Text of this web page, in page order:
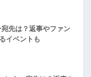
先は？返事やファン
イベントも